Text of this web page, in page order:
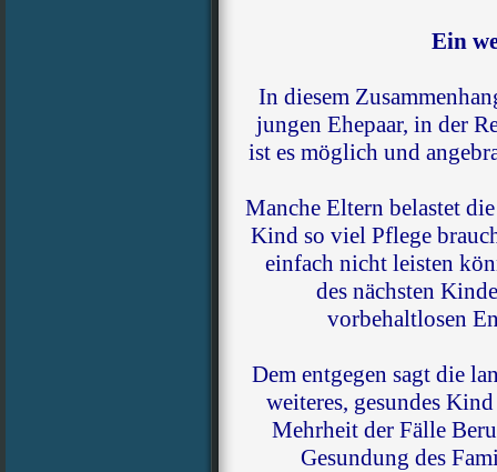
Ein
In diesem
jungen Ehepaar, in der
ist es möglich und
Manche Eltern belastet
Kind so viel Pflege
einfach nicht leisten
des nächsten
vorbehaltlosen
Dem entgegen sagt die
weiteres, gesundes
Mehrheit der Fälle
Gesundung des